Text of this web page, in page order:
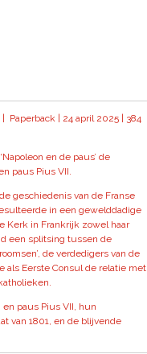
Paperback | 24 april 2025 | 384
en de paus’ de
paus Pius VII.
geschiedenis van de Franse
in een gewelddadige
Kerk in Frankrijk zowel haar
een splitsing tussen de
de verdedigers van de
als Eerste Consul de relatie met
paus Pius VII, hun
van 1801, en de blijvende